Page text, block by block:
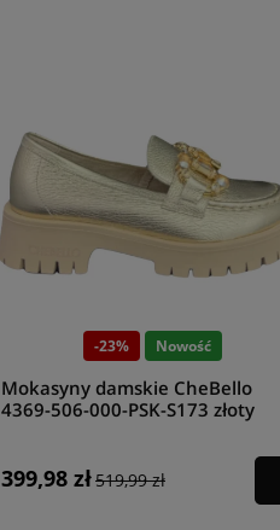
-23% Nowość
Mokasyny damskie CheBello
4369-506-000-PSK-S173 złoty
399,98 zł519,99 zł